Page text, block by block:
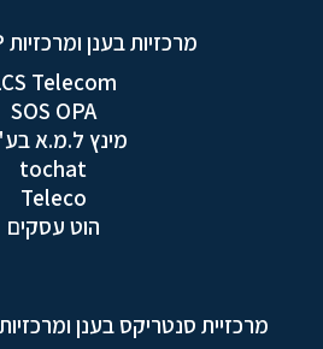
מרכזיות בענן ומרכזיות IP לעסקים
LCS Telecom
SOS OPA
מינץ ל.מ.א
tochat
Teleco
הוט עסקים
מרכזיית סנטריקס בענן